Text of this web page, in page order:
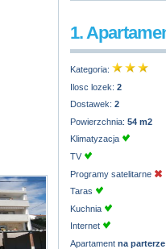
1.
Kategoria:
Ilosc lozek: 2
Dostawek: 2
Powierzchnia: 54 m2
Klimatyzacja
TV
Programy satelitarne
Taras
Kuchnia
Internet
Apartament na parterze